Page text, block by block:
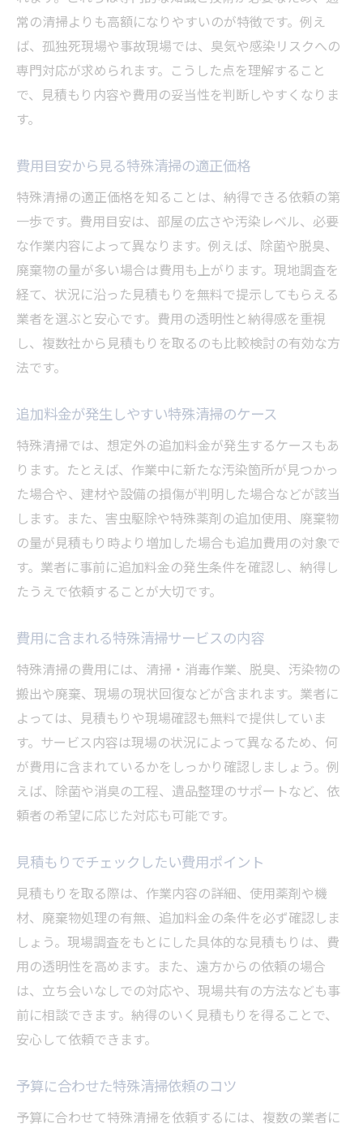
常の清掃よりも高額になりやすいのが特徴です。例え
ば、孤独死現場や事故現場では、臭気や感染リスクへの
専門対応が求められます。こうした点を理解すること
で、見積もり内容や費用の妥当性を判断しやすくなりま
す。
費用目安から見る特殊清掃の適正価格
特殊清掃の適正価格を知ることは、納得できる依頼の第
一歩です。費用目安は、部屋の広さや汚染レベル、必要
な作業内容によって異なります。例えば、除菌や脱臭、
廃棄物の量が多い場合は費用も上がります。現地調査を
経て、状況に沿った見積もりを無料で提示してもらえる
業者を選ぶと安心です。費用の透明性と納得感を重視
し、複数社から見積もりを取るのも比較検討の有効な方
法です。
追加料金が発生しやすい特殊清掃のケース
特殊清掃では、想定外の追加料金が発生するケースもあ
ります。たとえば、作業中に新たな汚染箇所が見つかっ
た場合や、建材や設備の損傷が判明した場合などが該当
します。また、害虫駆除や特殊薬剤の追加使用、廃棄物
の量が見積もり時より増加した場合も追加費用の対象で
す。業者に事前に追加料金の発生条件を確認し、納得し
たうえで依頼することが大切です。
費用に含まれる特殊清掃サービスの内容
特殊清掃の費用には、清掃・消毒作業、脱臭、汚染物の
搬出や廃棄、現場の現状回復などが含まれます。業者に
よっては、見積もりや現場確認も無料で提供していま
す。サービス内容は現場の状況によって異なるため、何
が費用に含まれているかをしっかり確認しましょう。例
えば、除菌や消臭の工程、遺品整理のサポートなど、依
頼者の希望に応じた対応も可能です。
見積もりでチェックしたい費用ポイント
見積もりを取る際は、作業内容の詳細、使用薬剤や機
材、廃棄物処理の有無、追加料金の条件を必ず確認しま
しょう。現場調査をもとにした具体的な見積もりは、費
用の透明性を高めます。また、遠方からの依頼の場合
は、立ち会いなしでの対応や、現場共有の方法なども事
前に相談できます。納得のいく見積もりを得ることで、
安心して依頼できます。
予算に合わせた特殊清掃依頼のコツ
予算に合わせて特殊清掃を依頼するには、複数の業者に